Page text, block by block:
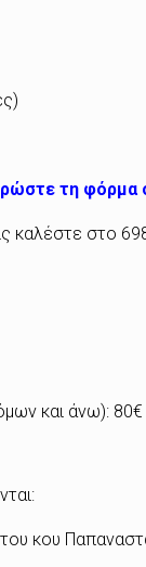
τη
καλέστε στο
και άνω): 80€
του κου